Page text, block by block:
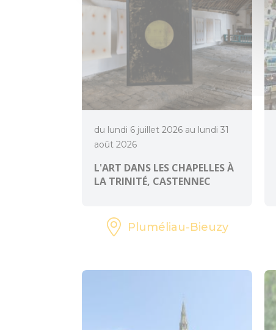
du lundi 6 juillet 2026 au lundi 31
août 2026
L'ART DANS LES CHAPELLES À
LA TRINITÉ, CASTENNEC
Pluméliau-Bieuzy